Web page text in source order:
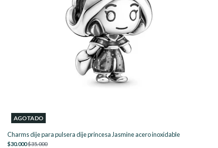
AGOTADO
Charms dije para pulsera dije princesa Jasmine acero inoxidable
$30.000$35.000